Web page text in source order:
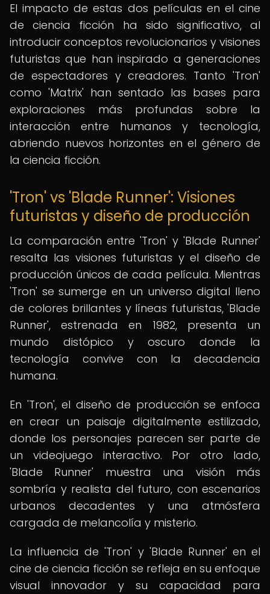
El impacto de estas dos películas en el cine
de ciencia ficción ha sido significativo, al
introducir conceptos revolucionarios y visiones
futuristas que han inspirado a generaciones
de espectadores y creadores. Tanto 'Tron'
como 'Matrix' han sentado las bases para
exploraciones más profundas sobre la
interacción entre humanos y tecnología,
abriendo nuevos horizontes en el género de
la ciencia ficción.
'Tron' vs 'Blade Runner': Visiones
futuristas y diseño de producción
La comparación entre 'Tron' y 'Blade Runner'
resalta las visiones futuristas y el diseño de
producción únicos de cada película. Mientras
'Tron' se sumerge en un universo digital lleno
de colores brillantes y líneas futuristas, 'Blade
Runner', estrenada en 1982, presenta un
mundo distópico y oscuro donde la
tecnología convive con la decadencia
humana.
En 'Tron', el diseño de producción se enfoca
en crear un paisaje digitalmente estilizado,
donde los personajes parecen ser parte de
un videojuego interactivo. Por otro lado,
'Blade Runner' muestra una visión más
sombría y realista del futuro, con escenarios
urbanos decadentes y una atmósfera
cargada de melancolía y misterio.
La influencia de 'Tron' y 'Blade Runner' en el
cine de ciencia ficción se refleja en su enfoque
visual innovador y su capacidad para